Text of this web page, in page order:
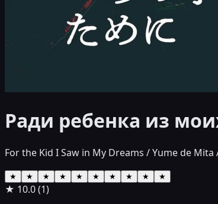
Ради ребенка из
For the Kid I Saw in My Dreams / Yume de Mita
★ ★ ★ ★ ★ ★ ★ ★ ★ ★
★ 10.0(1)